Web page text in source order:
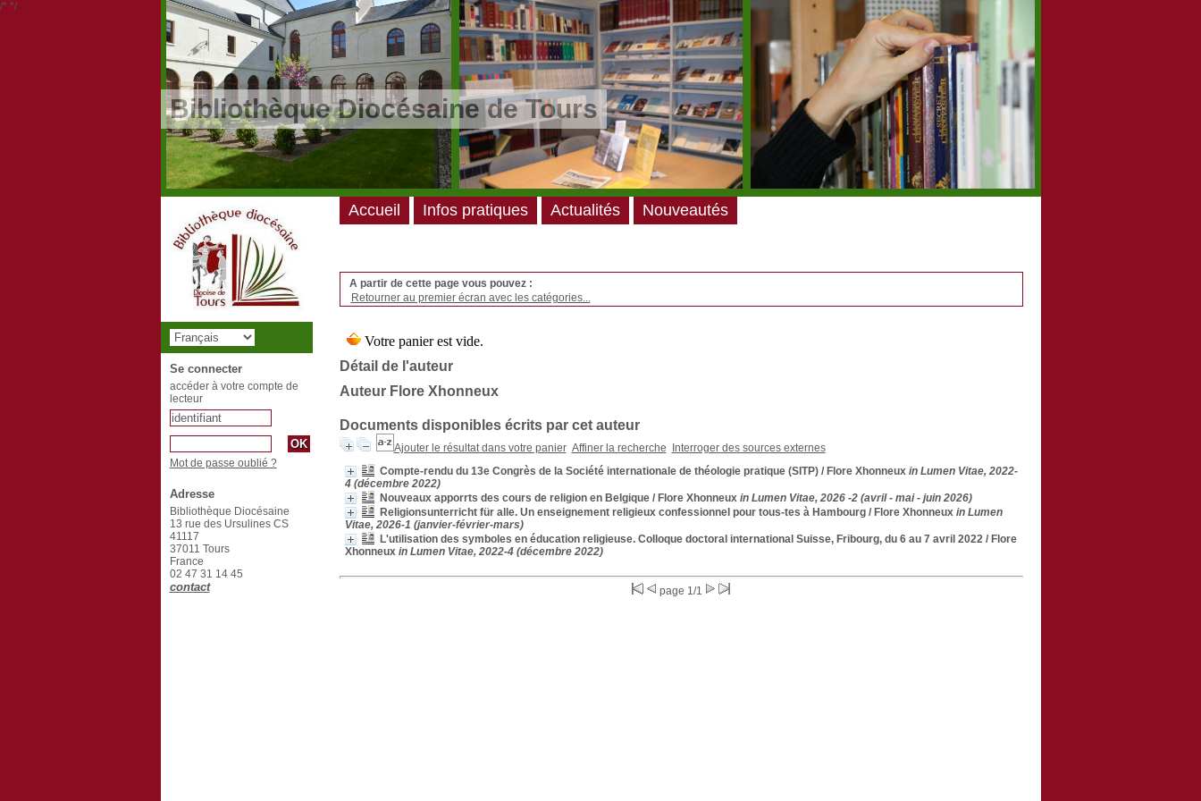
/* */
Bibliothèque Diocésaine de Tours
A partir de cette page vous pouvez :
Retourner au premier écran avec les catégories...
Détail de l'auteur
Auteur Flore Xhonneux
Documents disponibles écrits par cet auteur
Ajouter le résultat dans votre panier Affiner la recherche
Interroger des sources externes
Compte-rendu du 13e Congrès de la Société internationale de théologie pratique (SITP)/ Flore Xhonneux in Lumen Vitae, 2022-
4 (décembre 2022)
Nouveaux apporrts des cours de religion en Belgique/ Flore Xhonneux in Lumen Vitae, 2026 -2 (avril - mai - juin 2026)
Religionsunterricht für alle. Un enseignement religieux confessionnel pour tous-tes à Hambourg/ Flore Xhonneux in Lumen
Vitae, 2026-1 (janvier-février-mars)
L'utilisation des symboles en éducation religieuse. Colloque doctoral international Suisse, Fribourg, du 6 au 7 avril 2022/ Flore
Xhonneux in Lumen Vitae, 2022-4 (décembre 2022)
page 1/1
Accueil Infos pratiques Actualités Nouveautés
Se connecter
accéder à votre compte de
lecteur
Mot de passe oublié ?
Adresse
Bibliothèque Diocésaine
13 rue des Ursulines CS
41117
37011 Tours
France
02 47 31 14 45
contact